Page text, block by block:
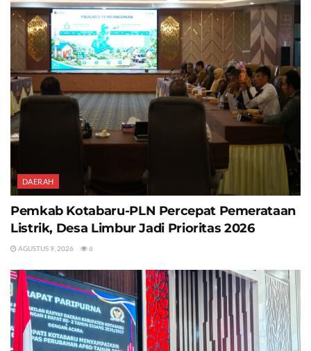
DAERAH
Pemkab Kotabaru-PLN Percepat Pemerataan
Listrik, Desa Limbur Jadi Prioritas 2026
AGUSTUS 9, 2026 6